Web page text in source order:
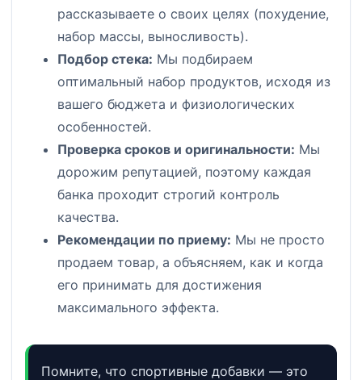
рассказываете о своих целях (похудение,
набор массы, выносливость).
Подбор стека: Мы подбираем
оптимальный набор продуктов, исходя из
вашего бюджета и физиологических
особенностей.
Проверка сроков и оригинальности: Мы
дорожим репутацией, поэтому каждая
банка проходит строгий контроль
качества.
Рекомендации по приему: Мы не просто
продаем товар, а объясняем, как и когда
его принимать для достижения
максимального эффекта.
Помните, что спортивные добавки — это